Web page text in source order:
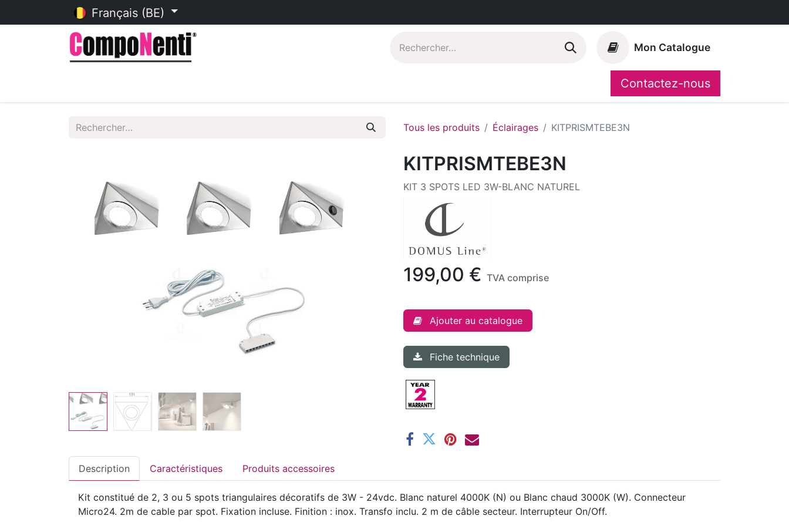
Français (BE)
Mon Catalogue
CompoShop
Contactez-nous
Tous les produits Éclairages KITPRISMTEBE3N
KITPRISMTEBE3N
KIT 3 SPOTS LED 3W-BLANC NATUREL
199,00 € TVA comprise
Ajouter au catalogue
Fiche technique
Description Caractéristiques Produits accessoires
Kit constitué de 2, 3 ou 5 spots triangulaires décoratifs de 3W - 24vdc. Blanc naturel 4000K (N) ou Blanc chaud 3000K (W). Connecteur
Micro24. 2m de cable par spot. Fixation incluse. Finition : inox. Transfo inclu. 2 m de câble secteur. Interrupteur On/Off.